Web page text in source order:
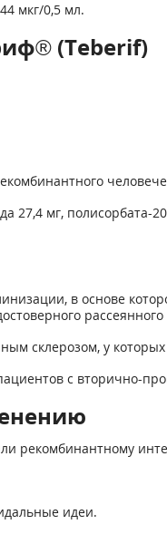
мкг/0,5 мл.
(Teberif)
27,4 мг, полисорбата-
в основе
рассеянного
склерозом, у
с вторично-
рекомбинантному
идеи.